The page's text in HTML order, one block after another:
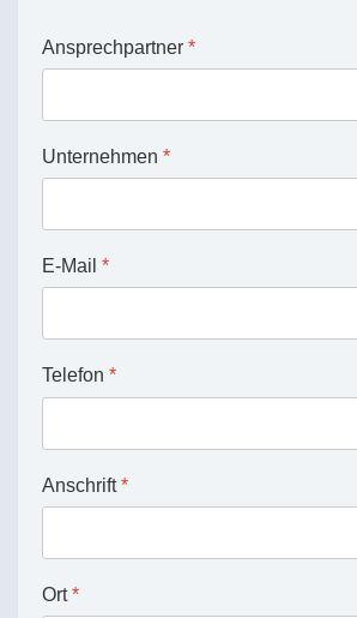
Ansprechpartner *
Unternehmen *
E-Mail *
Telefon *
Anschrift*
Ort*